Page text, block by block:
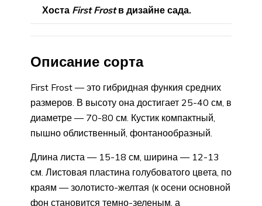
Хоста First Frostв дизайне сада.
Описание сорта
First Frost — это гибридная функия средних
размеров. В высоту она достигает 25-40 см, в
диаметре — 70-80 см. Кустик компактный,
пышно облиственный, фонтанообразный.
Длина листа — 15-18 см, ширина — 12-13
см. Листовая пластина голубоватого цвета, по
краям — золотисто-желтая (к осени основной
фон становится темно-зеленым, а